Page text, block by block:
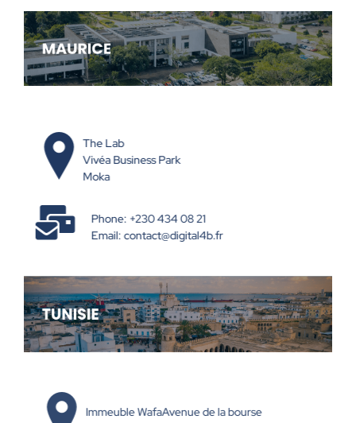
The Lab
Vivéa Business Park
Moka
Phone: +230 434 08 21
Email:contact@digital4b.fr
Immeuble WafaAvenue de la bourse